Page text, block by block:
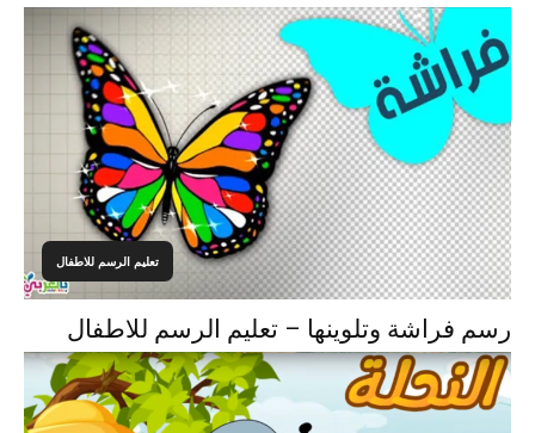
تعليم الرسم للاطفال
رسم فراشة وتلوينها – تعليم الرسم للاطفال